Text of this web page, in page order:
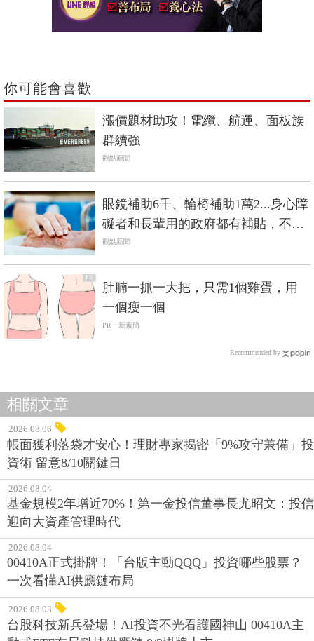
漲價題材助攻！電纜、航運、面板族
群續強
觀點新聞
礙者和長輩用的政府都有補貼，不是
低收入戶也能辦
觀點新聞
一個瘦一個
PR・新素簡
2026.08.06
帳面獲利落袋才安心！理財專家揭密「9%攻守兼備」投
資術 留意8/10關鍵日
2026.08.04
基金規模2年增近70%！第一金投信董事長尤昭文：投信
迎向大資產管理時代
2026.08.04
00410A正式掛牌！「台版主動QQQ」投資哪些股票？
一次看懂AI供應鏈布局
台股科技新兵登場！AI投資不光看護國神山 00410A主
動式ETF布局科技供應鏈 8/3掛牌上市